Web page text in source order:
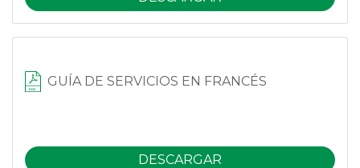
GUÍA DE SERVICIOS EN FRANCÉS
DESCARGAR